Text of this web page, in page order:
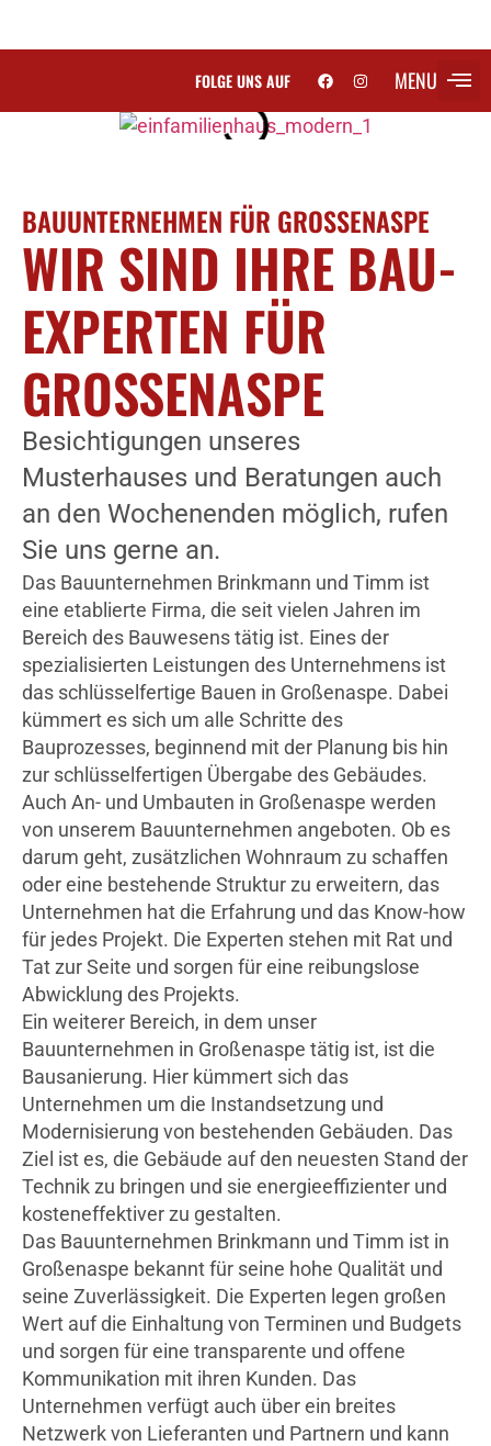
FOLGE UNS AUF MENU
BAUUNTERNEHMEN FÜR GROSSENASPE
WIR SIND IHRE BAU-
EXPERTEN FÜR
GROSSENASPE
Besichtigungen unseres
Musterhauses und Beratungen auch
an den Wochenenden möglich, rufen
Sie uns gerne an.
Das Bauunternehmen Brinkmann und Timm ist
eine etablierte Firma, die seit vielen Jahren im
Bereich des Bauwesens tätig ist. Eines der
spezialisierten Leistungen des Unternehmens ist
das schlüsselfertige Bauen in Großenaspe. Dabei
kümmert es sich um alle Schritte des
Bauprozesses, beginnend mit der Planung bis hin
zur schlüsselfertigen Übergabe des Gebäudes.
Auch An- und Umbauten in Großenaspe werden
von unserem Bauunternehmen angeboten. Ob es
darum geht, zusätzlichen Wohnraum zu schaffen
oder eine bestehende Struktur zu erweitern, das
Unternehmen hat die Erfahrung und das Know-how
für jedes Projekt. Die Experten stehen mit Rat und
Tat zur Seite und sorgen für eine reibungslose
Abwicklung des Projekts.
Ein weiterer Bereich, in dem unser
Bauunternehmen in Großenaspe tätig ist, ist die
Bausanierung. Hier kümmert sich das
Unternehmen um die Instandsetzung und
Modernisierung von bestehenden Gebäuden. Das
Ziel ist es, die Gebäude auf den neuesten Stand der
Technik zu bringen und sie energieeffizienter und
kosteneffektiver zu gestalten.
Das Bauunternehmen Brinkmann und Timm ist in
Großenaspe bekannt für seine hohe Qualität und
seine Zuverlässigkeit. Die Experten legen großen
Wert auf die Einhaltung von Terminen und Budgets
und sorgen für eine transparente und offene
Kommunikation mit ihren Kunden. Das
Unternehmen verfügt auch über ein breites
Netzwerk von Lieferanten und Partnern und kann